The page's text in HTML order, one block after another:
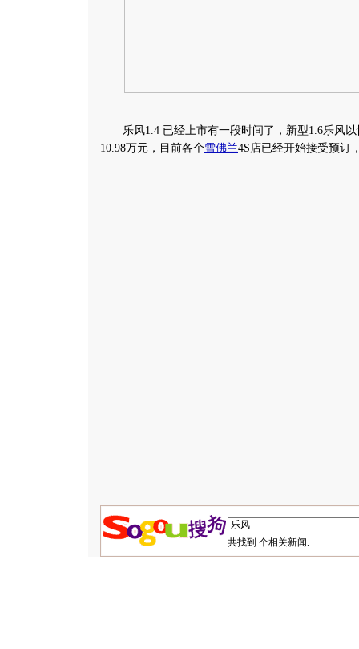
乐风1.4 已经上市有一段时间了，新型1.6乐风以
10.98万元，目前各个雪佛兰4S店已经开始接受预订
共找到 个相关新闻.